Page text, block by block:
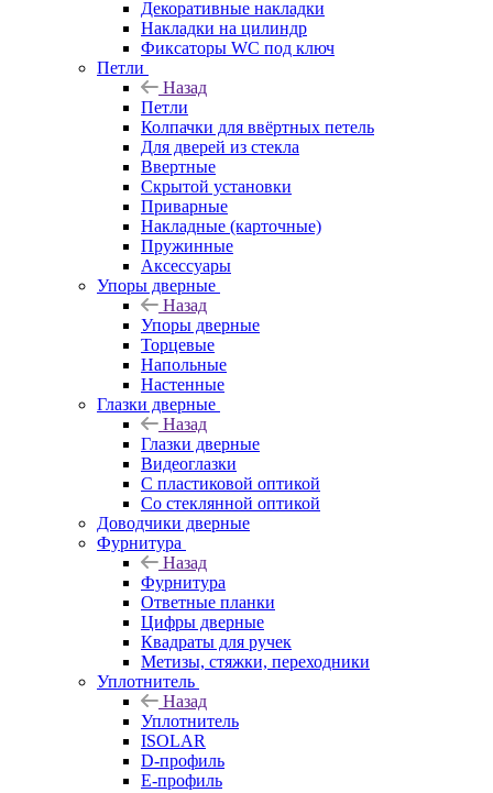
Декоративные накладки
Накладки на цилиндр
Фиксаторы WC под ключ
Петли
Назад
Петли
Колпачки для ввёртных петель
Для дверей из стекла
Ввертные
Скрытой установки
Приварные
Накладные (карточные)
Пружинные
Аксессуары
Упоры дверные
Назад
Упоры дверные
Торцевые
Напольные
Настенные
Глазки дверные
Назад
Глазки дверные
Видеоглазки
С пластиковой оптикой
Со стеклянной оптикой
Доводчики дверные
Фурнитура
Назад
Фурнитура
Ответные планки
Цифры дверные
Квадраты для ручек
Метизы, стяжки, переходники
Уплотнитель
Назад
Уплотнитель
ISOLAR
D-профиль
Е-профиль